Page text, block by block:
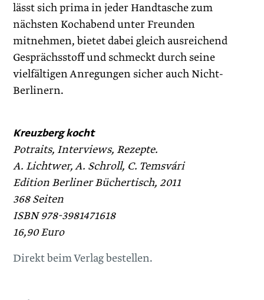
lässt sich prima in jeder Handtasche zum
nächsten Kochabend unter Freunden
mitnehmen, bietet dabei gleich ausreichend
Gesprächsstoff und schmeckt durch seine
vielfältigen Anregungen sicher auch Nicht-
Berlinern.
Kreuzberg kocht
Potraits, Interviews, Rezepte.
A. Lichtwer, A. Schroll, C. ­Temsvári
Edition Berliner Büchertisch, 2011
368 Seiten
ISBN 978-3981471618
16,90 Euro
Direkt beim Verlag bestellen.